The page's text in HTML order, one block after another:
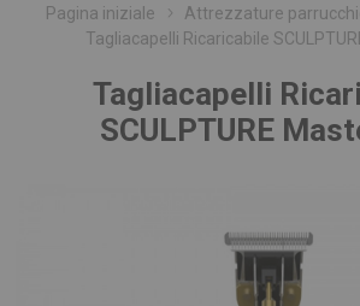
Pagina iniziale Attrezzature
Tagliacapelli Ricaricabile
Tagliacapelli
SCULPTURE